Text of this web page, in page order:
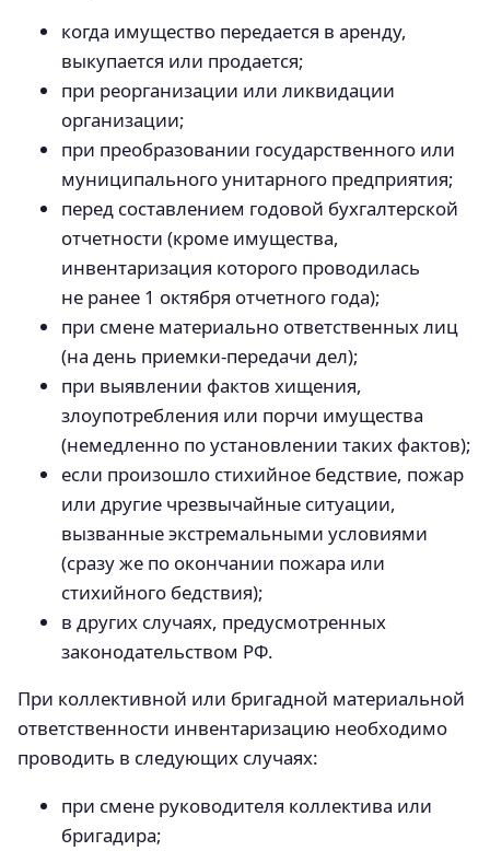
когда имущество передается в аренду,
выкупается или продается;
при реорганизации или ликвидации
организации;
при преобразовании государственного или
муниципального унитарного предприятия;
перед составлением годовой бухгалтерской
отчетности (кроме имущества,
инвентаризация которого проводилась
не ранее 1 октября отчетного года);
при смене материально ответственных лиц
(на день приемки-передачи дел);
при выявлении фактов хищения,
злоупотребления или порчи имущества
(немедленно по установлении таких фактов);
если произошло стихийное бедствие, пожар
или другие чрезвычайные ситуации,
вызванные экстремальными условиями
(сразу же по окончании пожара или
стихийного бедствия);
в других случаях, предусмотренных
законодательством РФ.
При коллективной или бригадной материальной
ответственности инвентаризацию необходимо
проводить в следующих случаях:
при смене руководителя коллектива или
бригадира;